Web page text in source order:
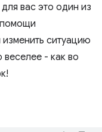
вас это один из
изменить ситуацию
веселее - как во